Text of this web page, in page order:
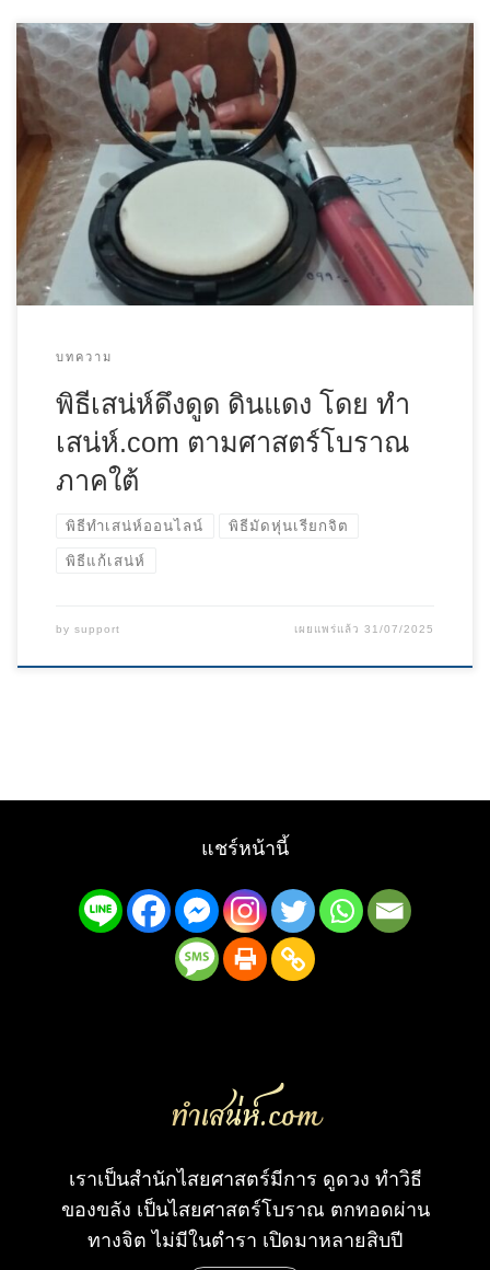
บทความ
พิธีเสน่ห์ดึงดูด ดินแดง โดย ทํา
เสน่ห์.com ตามศาสตร์โบราณ
ภาคใต้
พิธีทำเสน่ห์ออนไลน์ พิธีมัดหุ่นเรียกจิต
พิธีแก้เสน่ห์
by support เผยแพร่แล้ว31/07/2025
แชร์หน้านี้
ทําเสน่ห์.com
เราเป็นสำนักไสยศาสตร์มีการ ดูดวง ทำวิธี
ของขลัง เป็นไสยศาสตร์โบราณ ตกทอดผ่าน
ทางจิต ไม่มีในตำรา เปิดมาหลายสิบปี